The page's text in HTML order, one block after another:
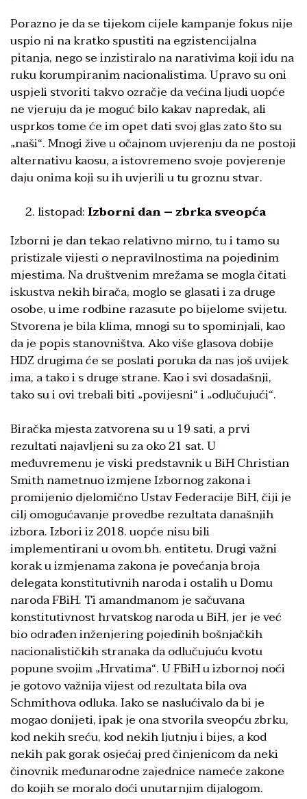
Porazno je da se tijekom cijele kampanje fokus nije
uspio ni na kratko spustiti na egzistencijalna
pitanja, nego se inzistiralo na narativima koji idu na
ruku korumpiranim nacionalistima. Upravo su oni
uspjeli stvoriti takvo ozračje da većina ljudi uopće
ne vjeruju da je moguć bilo kakav napredak, ali
usprkos tome će im opet dati svoj glas zato što su
„naši“. Mnogi žive u očajnom uvjerenju da ne postoji
alternativu kaosu, a istovremeno svoje povjerenje
daju onima koji su ih uvjerili u tu groznu stvar.
listopad:Izborni dan – zbrka sveopća
Izborni je dan tekao relativno mirno, tu i tamo su
pristizale vijesti o nepravilnostima na pojedinim
mjestima. Na društvenim mrežama se mogla čitati
iskustva nekih birača, moglo se glasati i za druge
osobe, u ime rodbine razasute po bijelome svijetu.
Stvorena je bila klima, mnogi su to spominjali, kao
da je popis stanovništva. Ako više glasova dobije
HDZ drugima će se poslati poruka da nas još uvijek
ima, a tako i s druge strane. Kao i svi dosadašnji,
tako su i ovi trebali biti „povijesni“ i „odlučujući“.
Biračka mjesta zatvorena su u 19 sati, a prvi
rezultati najavljeni su za oko 21 sat. U
međuvremenu je viski predstavnik u BiH Christian
Smith nametnuo izmjene Izbornog zakona i
promijenio djelomično Ustav Federacije BiH, čiji je
cilj omogućavanje provedbe rezultata današnjih
izbora. Izbori iz 2018. uopće nisu bili
implementirani u ovom bh. entitetu. Drugi važni
korak u izmjenama zakona je povećanja broja
delegata konstitutivnih naroda i ostalih u Domu
naroda FBiH. Ti amandmanom je sačuvana
konstitutivnost hrvatskog naroda u BiH, jer je već
bio odrađen inženjering pojedinih bošnjačkih
nacionalističkih stranaka da odlučujuću kvotu
popune svojim „Hrvatima“. U FBiH u izbornoj noći
je gotovo važnija vijest od rezultata bila ova
Schmithova odluka. Iako se naslućivalo da bi je
mogao donijeti, ipak je ona stvorila sveopću zbrku,
kod nekih sreću, kod nekih ljutnju i bijes, a kod
nekih pak gorak osjećaj pred činjenicom da neki
činovnik međunarodne zajednice nameće zakone
do kojih se moralo doći unutarnjim dijalogom.